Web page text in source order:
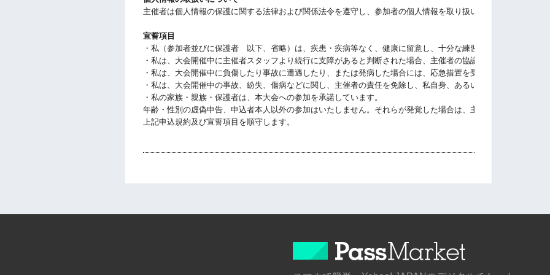
主催者は個人情報の保護に関する法律および関係法令を遵守し、参加者の個人情報を取り扱います。大会実行に
宣誓項目
・私（参加者並びに保護者　以下、省略）は、疾患・疾病等なく、健康に留意し、十分な練習をして大会に臨み
・私は、大会開催中に主催者スタッフより続行に支障があると判断された場合、主催者の協議中止の指示に直
・私は、大会開催中に負傷したり事故に遭遇したり、または発病した場合には、応急措置を受ける事に異議あ
・私は、大会開催中の事故、紛失、傷病などに関し、主催者の責任を免除し、私自身、あるいは私の相続人、遺
・私の家族・親族・保護者は、本大会への参加を承諾しています。
年齢・性別の虚偽申告、申込者本人以外の参加はいたしません。それらが発覚した場合は、主催者の決定に従いま
上記申込規約及び宣誓項目を順守します。